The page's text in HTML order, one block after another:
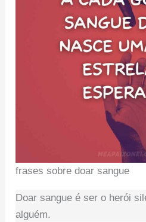
frases sobre doar sangue
Doar sangue é ser o herói
alguém.